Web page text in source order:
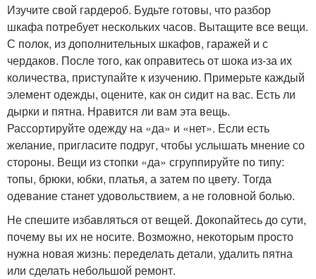
Изучите свой гардероб. Будьте готовы, что разбор
шкафа потребует нескольких часов. Вытащите все вещи.
С полок, из дополнительных шкафов, гаражей и с
чердаков. После того, как оправитесь от шока из-за их
количества, приступайте к изучению. Примерьте каждый
элемент одежды, оцените, как он сидит на вас. Есть ли
дырки и пятна. Нравится ли вам эта вещь.
Рассортируйте одежду на «да» и «нет». Если есть
желание, пригласите подруг, чтобы услышать мнение со
стороны. Вещи из стопки «да» сгруппируйте по типу:
топы, брюки, юбки, платья, а затем по цвету. Тогда
одевание станет удовольствием, а не головной болью.
Не спешите избавляться от вещей. Докопайтесь до сути,
почему вы их не носите. Возможно, некоторым просто
нужна новая жизнь: переделать детали, удалить пятна
или сделать небольшой ремонт.